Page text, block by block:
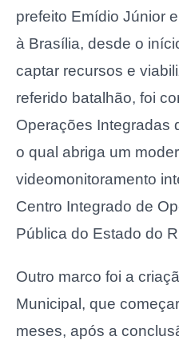
prefeito Emídio Júnior
à Brasília, desde o
captar recursos e
referido batalhão, foi
Operações Integradas
o qual abriga um
videomonitoramento
Centro Integrado de
Pública do Estado do
Outro marco foi a
Municipal, que
meses, após a